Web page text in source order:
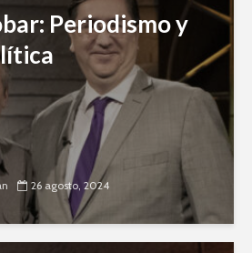
Periodismo y
26 agosto, 2024